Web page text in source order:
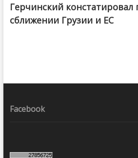
Герчинский констатировал
сближении Грузии и ЕС
Facebook